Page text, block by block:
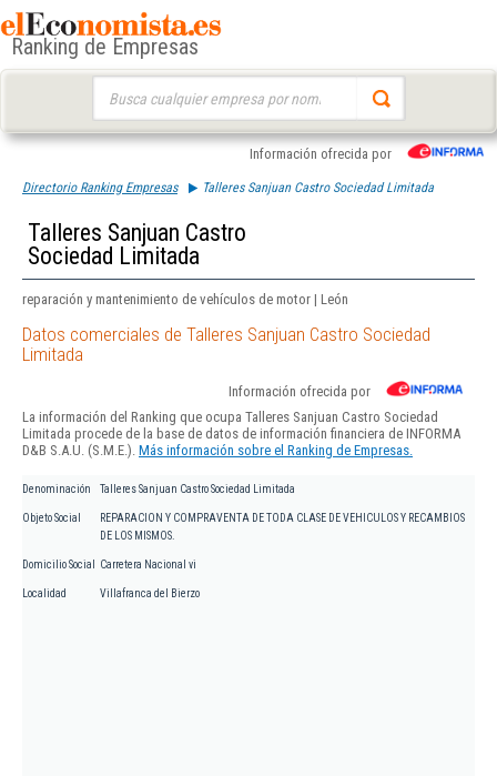
Ranking de Empresas
Información ofrecida por
Directorio Ranking Empresas Talleres Sanjuan Castro Sociedad Limitada
Talleres Sanjuan Castro
Sociedad Limitada
reparación y mantenimiento de vehículos de motor | León
Datos comerciales de Talleres Sanjuan Castro Sociedad
Limitada
Información ofrecida por
La información del Ranking que ocupa Talleres Sanjuan Castro Sociedad
Limitada procede de la base de datos de información financiera de INFORMA
D&B S.A.U. (S.M.E.). Más información sobre el Ranking de Empresas.
Denominación Talleres Sanjuan Castro Sociedad Limitada
Objeto Social
REPARACION Y COMPRAVENTA DE TODA CLASE DE VEHICULOS Y RECAMBIOS
DE LOS MISMOS.
Domicilio Social Carretera Nacional vi
Localidad Villafranca del Bierzo